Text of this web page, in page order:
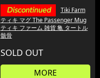
Tiki Farm
ティキ マグ The Passenger Mug
ティキ ファーム 雑貨 亀 タートル
骸骨
SOLD OUT
MORE